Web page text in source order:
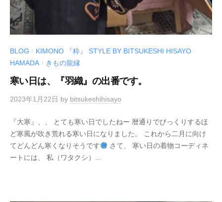
BLOG / KIMONO 『粋』 STYLE BY BITSUKESHI HISAYO
HAMADA / きもの龍縁
寒い日は、『羽織』の出番です。
2023年1月22日 by bitsukeshihisayo
『大寒』、、 とても寒い日でしたねー 暦通りでびっくりするほ
ど寒風が吹き荒れる寒い日になりました。 これから二月に向け
てどんどん寒くなりそうです
さて、 寒い日の着物コーディネ
ートには、 私（ワタクシ）...